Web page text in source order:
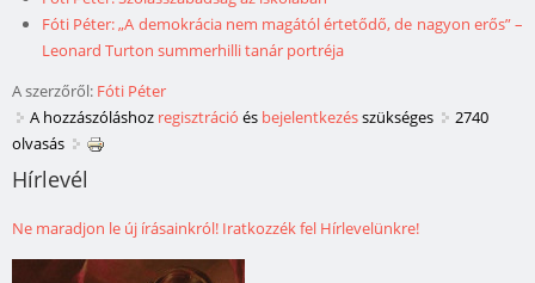
Fóti Péter: „A demokrácia nem magától értetődő, de nagyon erős” –
Leonard Turton summerhilli tanár portréja
A szerzőről: Fóti Péter
A hozzászóláshoz regisztráció és bejelentkezésszükséges
2740
olvasás
Hírlevél
Ne maradjon le új írásainkról! Iratkozzék fel Hírlevelünkre!